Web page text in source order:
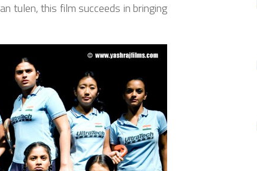
tulen, this film succeeds in bringing